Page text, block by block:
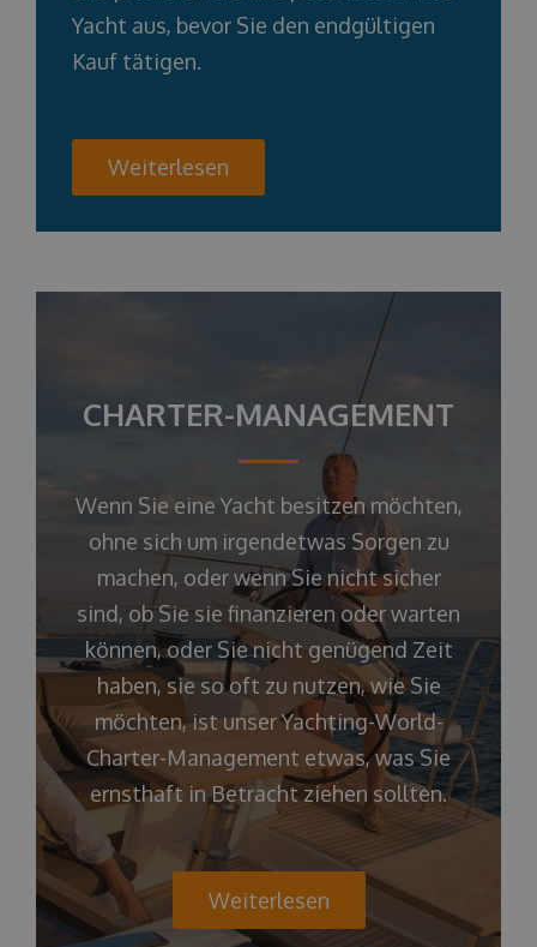
Yacht aus, bevor Sie den endgültigen
Kauf tätigen.
Weiterlesen
CHARTER-MANAGEMENT
Wenn Sie eine Yacht besitzen möchten,
ohne sich um irgendetwas Sorgen zu
machen, oder wenn Sie nicht sicher
sind, ob Sie sie finanzieren oder warten
können, oder Sie nicht genügend Zeit
haben, sie so oft zu nutzen, wie Sie
möchten, ist unser Yachting-World-
Charter-Management etwas, was Sie
ernsthaft in Betracht ziehen sollten.
Weiterlesen